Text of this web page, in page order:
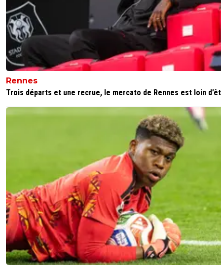
Rennes
Trois départs et une recrue, le mercato de Rennes est loin